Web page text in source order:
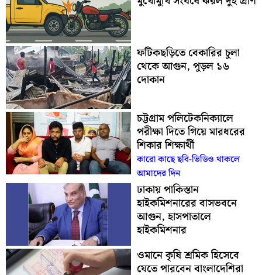
ফটিকছড়িতে বেকারির চুলা
থেকে আগুন, পুড়ল ১৬
দোকান
চট্টগ্রাম পলিটেকনিক্যালে
পরীক্ষা দিতে গিয়ে মারধরের
শিকার শিক্ষার্থী
কারো কাছে ছবি-ভিডিও থাকলে
আমাদের দিন
ঢাকায় পাকিস্তান
হাইকমিশনারের বাসভবনে
আগুন, হাসপাতালে
হাইকমিশনার
ওমানে কৃষি শ্রমিক হিসেবে
যেতে পারবেন বাংলাদেশিরা